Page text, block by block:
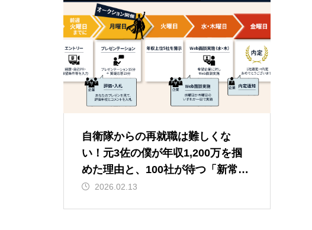
自衛隊からの再就職は難しくな
い！元3佐の僕が年収1,200万を掴
めた理由と、100社が待つ「新常
識」2026.02.13